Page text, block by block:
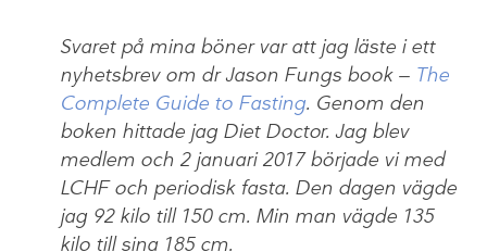
Svaret på mina böner var att jag läste i ett
nyhetsbrev om dr Jason Fungs book — The
Complete Guide to Fasting. Genom den
boken hittade jag Diet Doctor. Jag blev
medlem och 2 januari 2017 började vi med
LCHF och periodisk fasta. Den dagen vägde
jag 92 kilo till 150 cm. Min man vägde 135
kilo till sina 185 cm.